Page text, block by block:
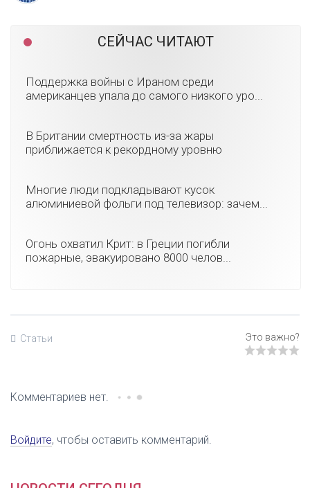
СЕЙЧАС ЧИТАЮТ
Поддержка войны с Ираном среди
американцев упала до самого низкого уро...
В Британии смертность из-за жары
приближается к рекордному уровню
Многие люди подкладывают кусок
алюминиевой фольги под телевизор: зачем...
Огонь охватил Крит: в Греции погибли
пожарные, эвакуировано 8000 челов...
Статьи
Комментариев нет.
Войдите, чтобы оставить комментарий.